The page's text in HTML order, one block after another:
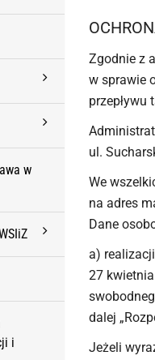
w
i
Zgodnie z
w sprawie
przepływu
ul.
We
na adres
Dane
a)
27
dalej
Jeżeli